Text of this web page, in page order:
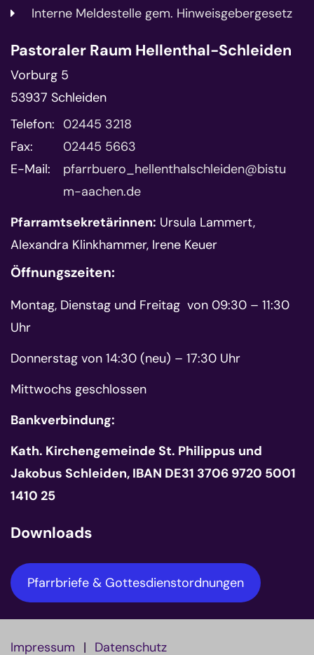
Interne Meldestelle gem. Hinweisgebergesetz
Pastoraler Raum Hellenthal-Schleiden
Vorburg 5
53937 Schleiden
Telefon: 02445 3218
Fax:
02445 5663
E-Mail:
pfarrbuero_hellenthalschleiden@bistu
m-aachen.de
Pfarramtsekretärinnen: Ursula Lammert,
Alexandra Klinkhammer, Irene Keuer
Öffnungszeiten:
Montag, Dienstag und Freitag von 09:30 – 11:30
Uhr
Donnerstag von 14:30 (neu) – 17:30 Uhr
Mittwochs geschlossen
Bankverbindung:
Kath. Kirchengemeinde St. Philippus und
Jakobus Schleiden, IBAN DE31 3706 9720 5001
1410 25
Downloads
Pfarrbriefe & Gottesdienstordnungen
Impressum Datenschutz